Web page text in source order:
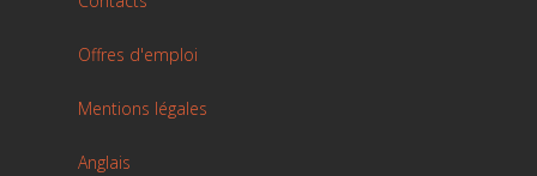
Offres d'emploi
Mentions légales
Anglais